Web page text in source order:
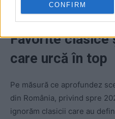
CONFIRM
experiențe disponibile
Favorite clasice
care urcă în top
Pe măsură ce aprofundez
din România, privind spre
ignorăm clasicii care au